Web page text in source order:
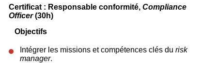
Certificat : Responsable conformité, Compliance
Officer(30h)
Objectifs
Intégrer les missions et compétences clés du risk
manager.